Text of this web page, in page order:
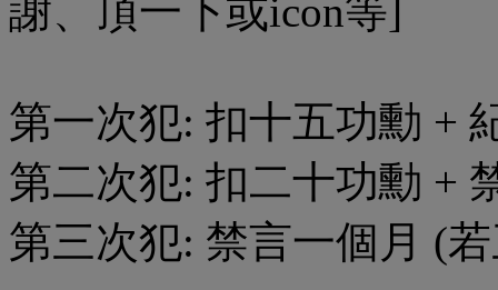
謝、頂一下或icon等]
第一次犯: 扣十五功勳 +
第二次犯: 扣二十功勳 +
第三次犯: 禁言一個月 (